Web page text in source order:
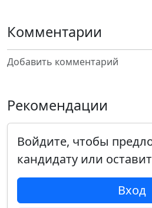
Комментарии
Добавить комментарий
Рекомендации
Войдите, чтобы
кандидату или
Вход